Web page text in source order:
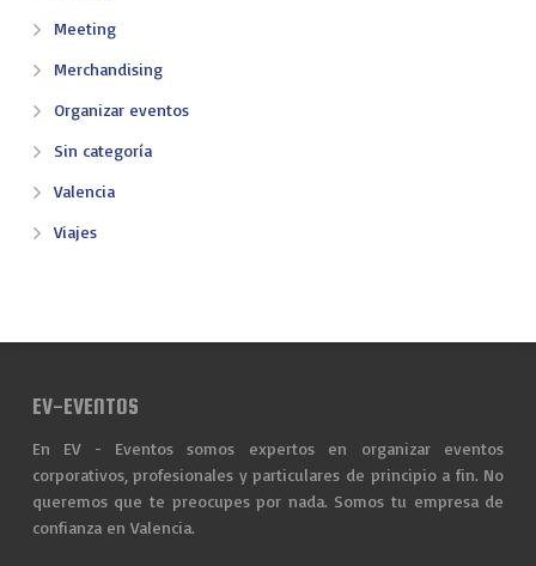
Meeting
Merchandising
Organizar eventos
Sin categoría
Valencia
Viajes
EV-EVENTOS
En EV - Eventos somos expertos en organizar eventos
corporativos, profesionales y particulares de principio a fin. No
queremos que te preocupes por nada. Somos tu empresa de
confianza en Valencia.